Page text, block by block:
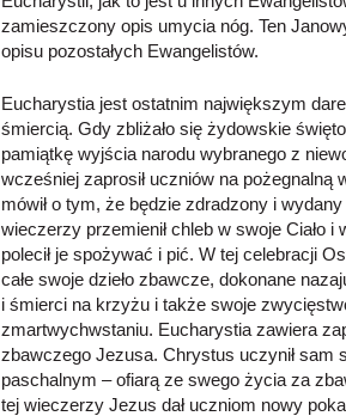
zamieszczony opis umycia nóg. Ten
opisu pozostałych Ewangelistów.
Eucharystia jest ostatnim największym
śmiercią. Gdy zbliżało się żydowskie
pamiątkę wyjścia narodu wybranego z
wcześniej zaprosił uczniów na pożegnalną
mówił o tym, że będzie zdradzony i
wieczerzy przemienił chleb w swoje Ciało i
polecił je spożywać i pić. W tej celebracji
całe swoje dzieło zbawcze, dokonane
i śmierci na krzyżu i także swoje
zmartwychwstaniu. Eucharystia zawiera
zbawczego Jezusa. Chrystus uczynił sam
paschalnym – ofiarą ze swego życia za
tej wieczerzy Jezus dał uczniom nowy